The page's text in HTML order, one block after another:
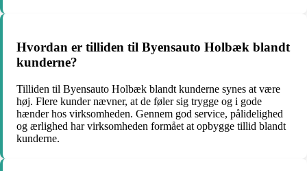
Hvordan er tilliden til Byensauto Holbæk blandt
kunderne?
Tilliden til Byensauto Holbæk blandt kunderne synes at være
høj. Flere kunder nævner, at de føler sig trygge og i gode
hænder hos virksomheden. Gennem god service, pålidelighed
og ærlighed har virksomheden formået at opbygge tillid blandt
kunderne.